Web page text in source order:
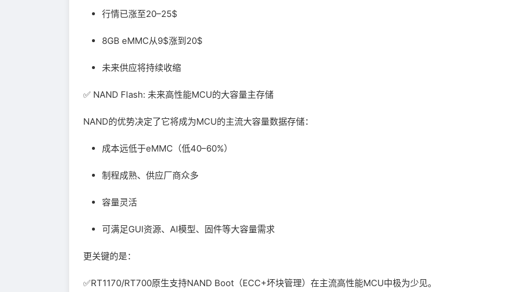
行情已涨至20–25$
8GB eMMC从9$涨到20$
未来供应将持续收缩
✅ NAND Flash: 未来高性能MCU的大容量主存储
NAND的优势决定了它将成为MCU的主流大容量数据存储：
成本远低于eMMC（低40–60%）
制程成熟、供应厂商众多
容量灵活
可满足GUI资源、AI模型、固件等大容量需求
更关键的是：
✅RT1170/RT700原生支持NAND Boot（ECC+坏块管理）在主流高性能MCU中极为少见。